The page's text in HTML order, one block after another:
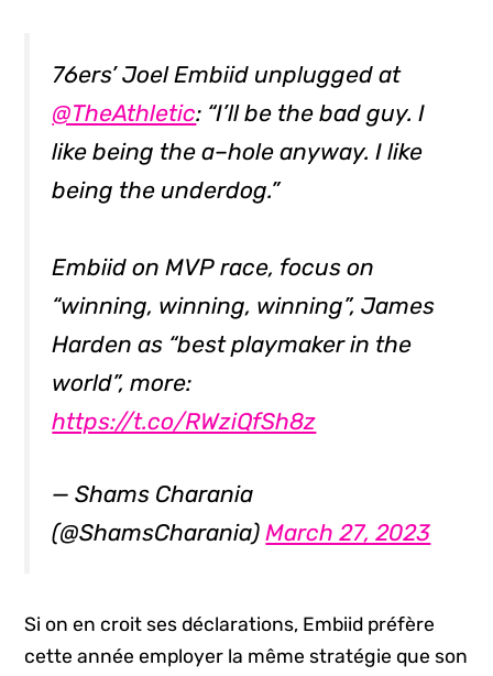
76ers’ Joel Embiid unplugged at
@TheAthletic: “I’ll be the bad guy. I
like being the a–hole anyway. I like
being the underdog.”
Embiid on MVP race, focus on
“winning, winning, winning”, James
Harden as “best playmaker in the
world”, more:
https://t.co/RWziQfSh8z
— Shams Charania
(@ShamsCharania)March 27, 2023
Si on en croit ses déclarations, Embiid préfère
cette année employer la même stratégie que son